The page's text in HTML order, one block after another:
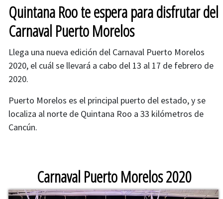
Quintana Roo te espera para disfrutar del
Carnaval Puerto Morelos
Llega una nueva edición del Carnaval Puerto Morelos
2020, el cuál se llevará a cabo del 13 al 17 de febrero de
2020.
Puerto Morelos es el principal puerto del estado, y se
localiza al norte de Quintana Roo a 33 kilómetros de
Cancún.
Carnaval Puerto Morelos 2020
Cambiar imagen